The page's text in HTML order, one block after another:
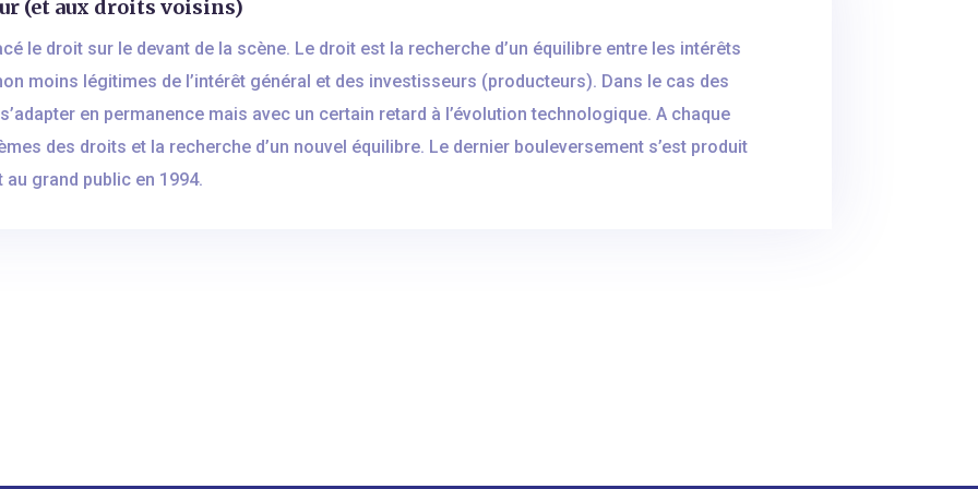
(et aux droits voisins)
le droit sur le devant de la scène. Le droit est la recherche d’un équilibre entre les intérêts
moins légitimes de l’intérêt général et des investisseurs (producteurs). Dans le cas des
en permanence mais avec un certain retard à l’évolution technologique. A chaque
des droits et la recherche d’un nouvel équilibre. Le dernier bouleversement s’est produit
grand public en 1994.